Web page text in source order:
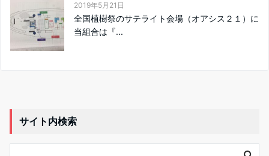
2019年5月21日
全国植樹祭のサテライト会場（オアシス２１）に
当組合は『...
サイト内検索